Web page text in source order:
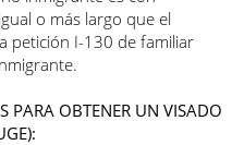
o más largo que el
petición I-130 de familiar
PARA OBTENER UN VISADO